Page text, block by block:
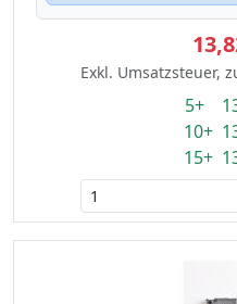
Exkl. Umsatzsteuer,
5+
10+
15+